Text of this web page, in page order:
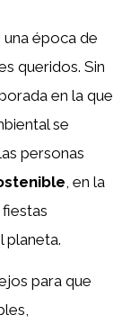
una época de
queridos. Sin
en la que
se
personas
, en la
planeta.
para que